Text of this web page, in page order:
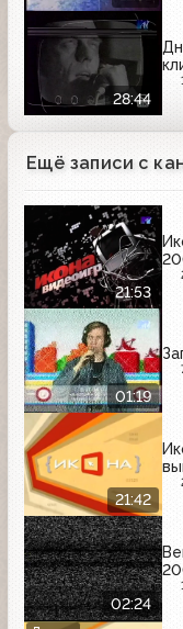
28:44
Ещё записи с
21:53
01:19
21:42
02:24